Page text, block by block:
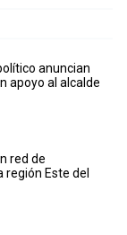
anuncian
apoyo al alcalde
red de
Este del